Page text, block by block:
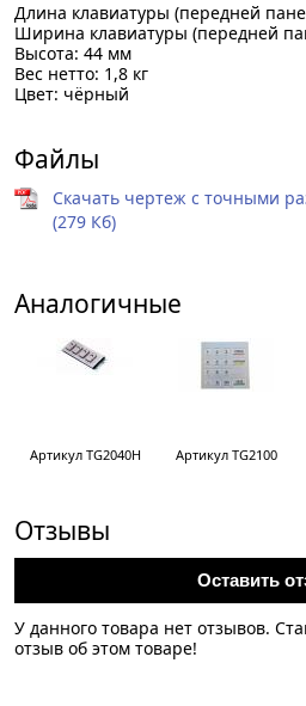
Длина клавиатуры (передней
Ширина клавиатуры (передней
Высота: 44 мм
Вес нетто: 1,8 кг
Цвет: чёрный
Файлы
Скачать чертеж с точными
(279 Кб)
Аналогичные
Артикул TG2040Н Артикул TG2100
Отзывы
Оставить
У данного товара нет отзывов.
отзыв об этом товаре!